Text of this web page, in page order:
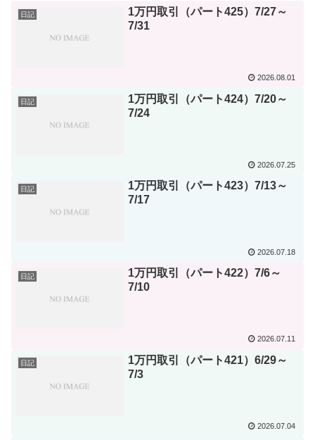
日記
1万円取引（パート425）7/27～
7/31
2026.08.01
日記
1万円取引（パート424）7/20～
7/24
2026.07.25
日記
1万円取引（パート423）7/13～
7/17
2026.07.18
日記
1万円取引（パート422）7/6～
7/10
2026.07.11
日記
1万円取引（パート421）6/29～
7/3
2026.07.04